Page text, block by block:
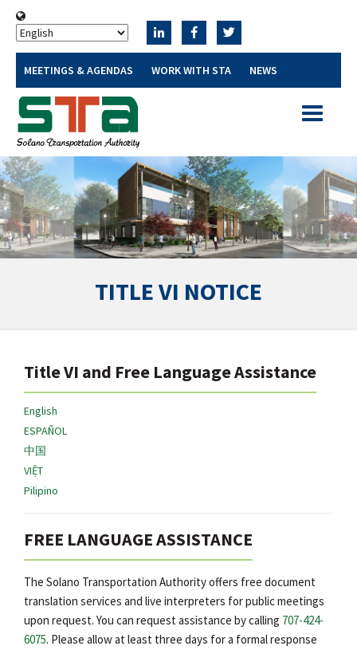
MEETINGS & AGENDAS WORK WITH STA NEWS
Toggle
TITLE VI NOTICE
Title VI and Free Language Assistance
English
ESPAÑOL
中国
VIỆT
Pilipino
FREE LANGUAGE ASSISTANCE
The Solano Transportation Authority offers free document
translation services and live interpreters for public meetings
upon request. You can request assistance by calling 707-424-
6075. Please allow at least three days for a formal response